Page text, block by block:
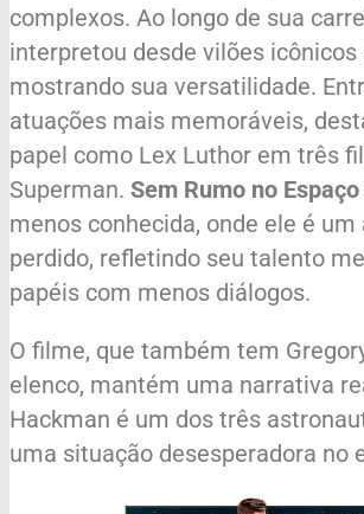
complexos. Ao longo de sua
interpretou desde vilões icônicos
mostrando sua versatilidade.
atuações mais memoráveis,
papel como Lex Luthor em três
Superman. Sem Rumo no Espaço
menos conhecida, onde ele é
perdido, refletindo seu talento
papéis com menos diálogos.
O filme, que também tem
elenco, mantém uma narrativa
Hackman é um dos três
uma situação desesperadora no